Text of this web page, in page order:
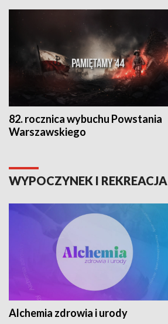
82. rocznica wybuchu Powstania
Warszawskiego
WYPOCZYNEK I REKREACJA
Alchemia zdrowia i urody